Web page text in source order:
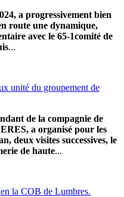
a progressivement bien
route une dynamique,
avec le 65-1comité de
...
unité du groupement de
de la compagnie de
a organisé pour les
deux visites successives, le
de haute...
la COB de Lumbres.